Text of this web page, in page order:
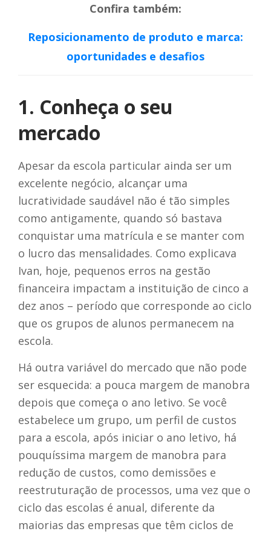
Confira também:
Reposicionamento de produto e marca:
oportunidades e desafios
1. Conheça o seu
mercado
Apesar da escola particular ainda ser um
excelente negócio, alcançar uma
lucratividade saudável não é tão simples
como antigamente, quando só bastava
conquistar uma matrícula e se manter com
o lucro das mensalidades. Como explicava
Ivan, hoje, pequenos erros na gestão
financeira impactam a instituição de cinco a
dez anos – período que corresponde ao ciclo
que os grupos de alunos permanecem na
escola.
Há outra variável do mercado que não pode
ser esquecida: a pouca margem de manobra
depois que começa o ano letivo. Se você
estabelece um grupo, um perfil de custos
para a escola, após iniciar o ano letivo, há
pouquíssima margem de manobra para
redução de custos, como demissões e
reestruturação de processos, uma vez que o
ciclo das escolas é anual, diferente da
maiorias das empresas que têm ciclos de